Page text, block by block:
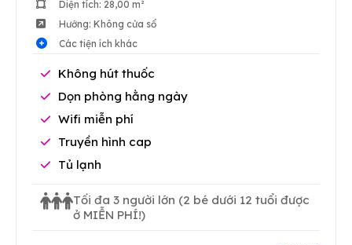
Diện tích: 28,00 m²
Hướng: Không cửa sổ
Các tiện ích khác
Không hút thuốc
Dọn phòng hằng ngày
Wifi miễn phí
Truyền hình cap
Tủ lạnh
Tối đa 3 người lớn (2 bé dưới 12 tuổi được
ở MIỄN PHÍ!)